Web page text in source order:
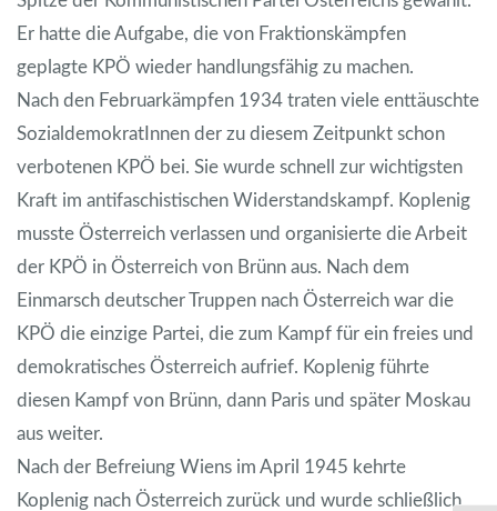
Er hatte die Aufgabe, die von Fraktionskämpfen
geplagte KPÖ wieder handlungsfähig zu machen.
Nach den Februarkämpfen 1934 traten viele enttäuschte
SozialdemokratInnen der zu diesem Zeitpunkt schon
verbotenen KPÖ bei. Sie wurde schnell zur wichtigsten
Kraft im antifaschistischen Widerstandskampf. Koplenig
musste Österreich verlassen und organisierte die Arbeit
der KPÖ in Österreich von Brünn aus. Nach dem
Einmarsch deutscher Truppen nach Österreich war die
KPÖ die einzige Partei, die zum Kampf für ein freies und
demokratisches Österreich aufrief. Koplenig führte
diesen Kampf von Brünn, dann Paris und später Moskau
aus weiter.
Nach der Befreiung Wiens im April 1945 kehrte
Koplenig nach Österreich zurück und wurde schließlich